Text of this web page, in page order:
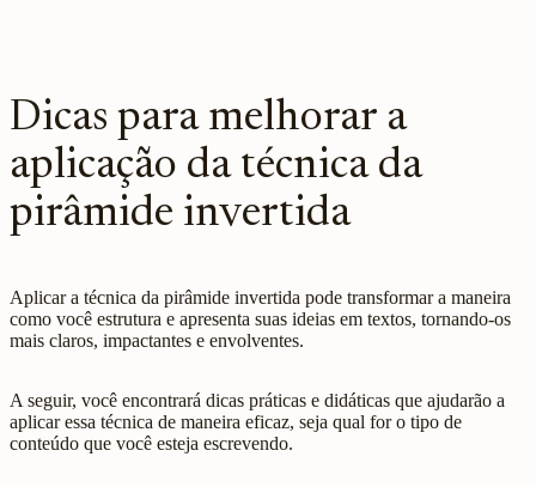
Dicas para melhorar a
aplicação da técnica da
pirâmide invertida
Aplicar a técnica da pirâmide invertida pode transformar a maneira
como você estrutura e apresenta suas ideias em textos, tornando-os
mais claros, impactantes e envolventes.
A seguir, você encontrará dicas práticas e didáticas que ajudarão a
aplicar essa técnica de maneira eficaz, seja qual for o tipo de
conteúdo que você esteja escrevendo.